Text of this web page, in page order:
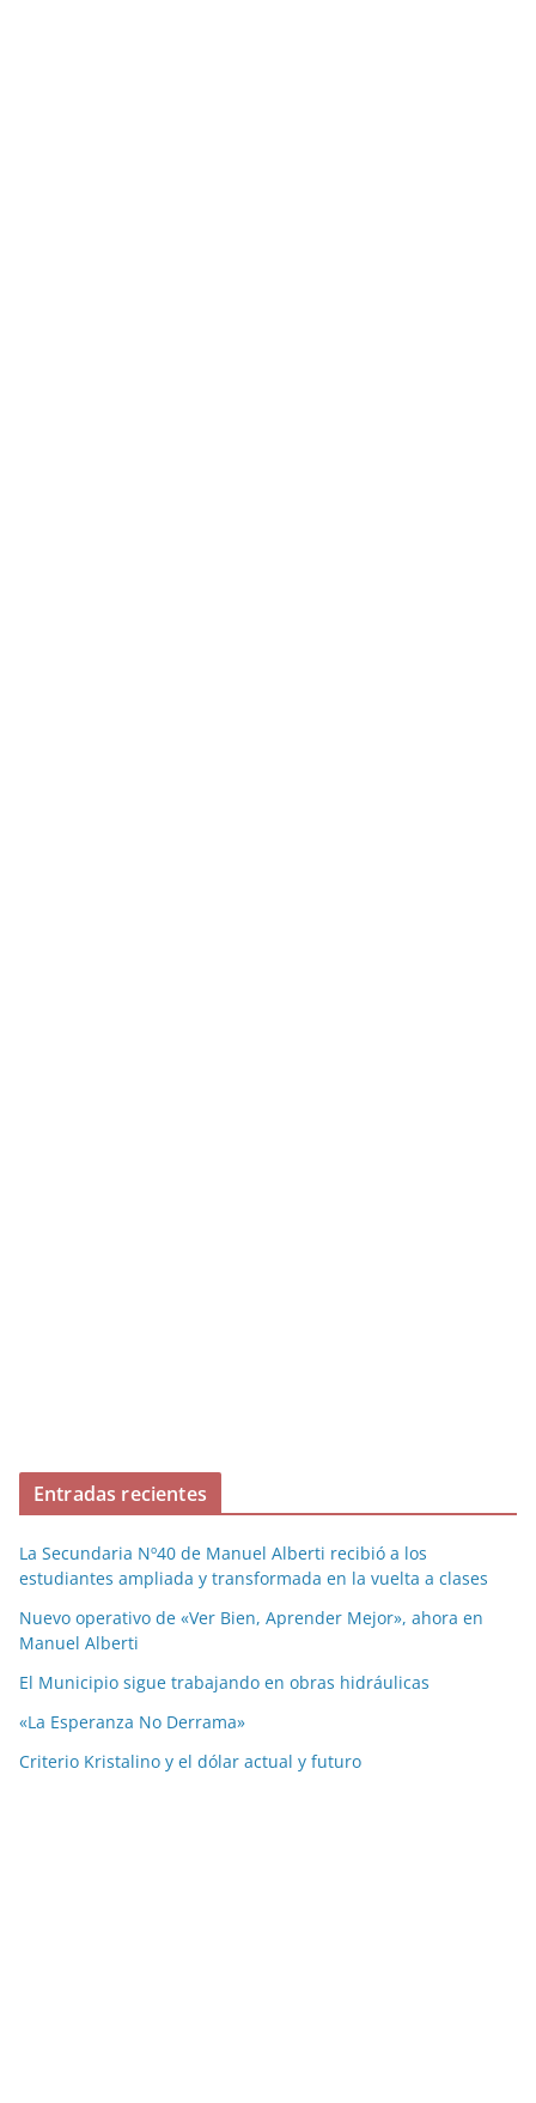
Entradas recientes
La Secundaria Nº40 de Manuel Alberti recibió a los
estudiantes ampliada y transformada en la vuelta a clases
Nuevo operativo de «Ver Bien, Aprender Mejor», ahora en
Manuel Alberti
El Municipio sigue trabajando en obras hidráulicas
«La Esperanza No Derrama»
Criterio Kristalino y el dólar actual y futuro